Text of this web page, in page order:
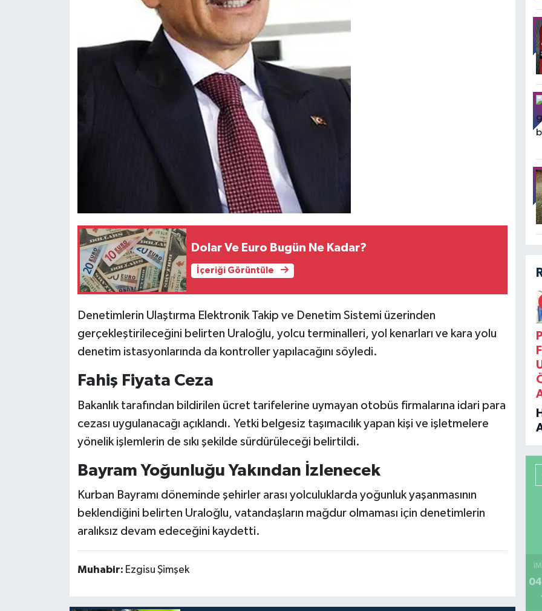
Dolar Ve Euro Bugün Ne Kadar?
İçeriği Görüntüle
Denetimlerin Ulaştırma Elektronik Takip ve Denetim Sistemi üzerinden
gerçekleştirileceğini belirten Uraloğlu, yolcu terminalleri, yol kenarları ve kara yolu
denetim istasyonlarında da kontroller yapılacağını söyledi.
Fahiş Fiyata Ceza
Bakanlık tarafından bildirilen ücret tarifelerine uymayan otobüs firmalarına idari para
cezası uygulanacağı açıklandı. Yetki belgesiz taşımacılık yapan kişi ve işletmelere
yönelik işlemlerin de sıkı şekilde sürdürüleceği belirtildi.
Bayram Yoğunluğu Yakından İzlenecek
Kurban Bayramı döneminde şehirler arası yolculuklarda yoğunluk yaşanmasının
beklendiğini belirten Uraloğlu, vatandaşların mağdur olmaması için denetimlerin
aralıksız devam edeceğini kaydetti.
Muhabir: Ezgisu Şimşek